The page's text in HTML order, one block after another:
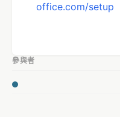
office.com/setup
參與者